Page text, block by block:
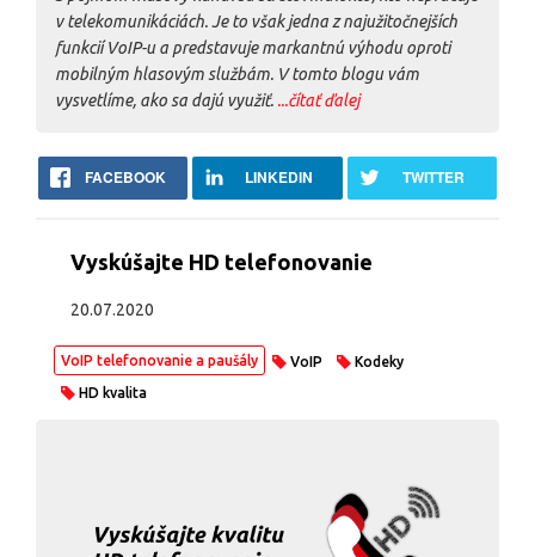
v telekomunikáciách. Je to však jedna z najužitočnejších
funkcií VoIP-u a predstavuje markantnú výhodu oproti
mobilným hlasovým službám. V tomto blogu vám
vysvetlíme, ako sa dajú využiť. ...čítať ďalej
FACEBOOK LINKEDIN TWITTER
Vyskúšajte HD telefonovanie
20.07.2020
VoIP telefonovanie a paušály VoIP
Kodeky
HD kvalita